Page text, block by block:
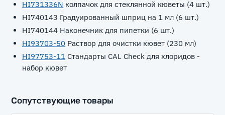
HI731336N колпачок для стеклянной кюветы (4 шт.)
HI740143 Градуированный шприц на 1 мл (6 шт.)
HI740144 Наконечник для пипетки (6 шт.)
HI93703-50 Раствор для очистки кювет (230 мл)
HI97753-11 Стандарты CAL Check для хлоридов -
набор кювет
Сопутствующие товары